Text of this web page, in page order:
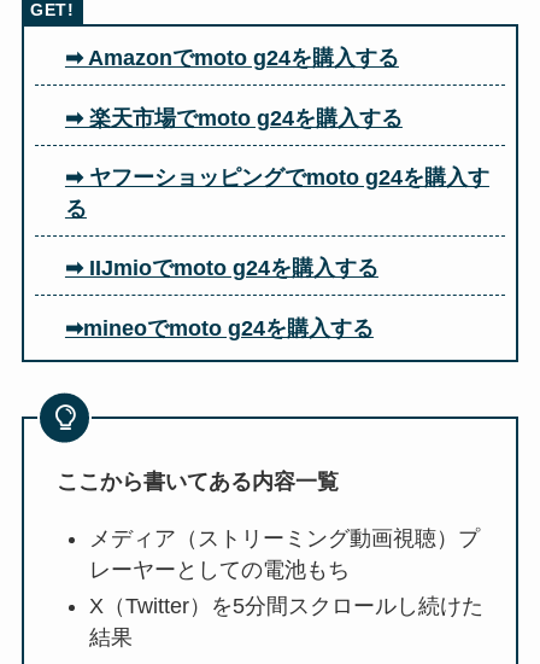
➡ Amazonでmoto g24を購入する
➡ 楽天市場でmoto g24を購入する
➡ ヤフーショッピングでmoto g24を購入す
る
➡ IIJmioでmoto g24を購入する
➡mineoでmoto g24を購入する
ここから書いてある内容一覧
メディア（ストリーミング動画視聴）プ
レーヤーとしての電池もち
X（Twitter）を5分間スクロールし続けた
結果